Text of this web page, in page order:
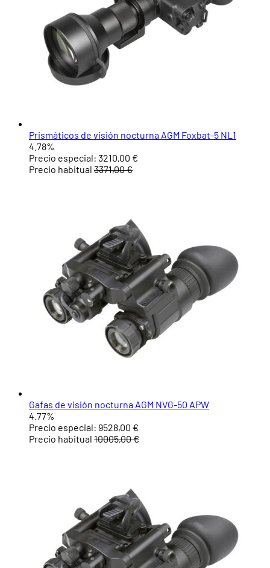
Prismáticos de visión nocturna AGM Foxbat-5 NL1
4.78%
Precio especial: 3210,00 €
Precio habitual 3371,00 €
Gafas de visión nocturna AGM NVG-50 APW
4.77%
Precio especial: 9528,00 €
Precio habitual 10005,00 €